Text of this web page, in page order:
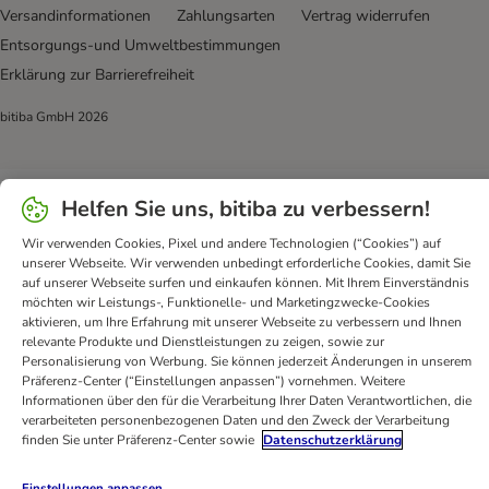
Versandinformationen
Zahlungsarten
Vertrag widerrufen
Entsorgungs-und Umweltbestimmungen
Erklärung zur Barrierefreiheit
bitiba GmbH 2026
Helfen Sie uns, bitiba zu verbessern!
Wir verwenden Cookies, Pixel und andere Technologien (“Cookies”) auf
unserer Webseite. Wir verwenden unbedingt erforderliche Cookies, damit Sie
auf unserer Webseite surfen und einkaufen können. Mit Ihrem Einverständnis
möchten wir Leistungs-, Funktionelle- und Marketingzwecke-Cookies
aktivieren, um Ihre Erfahrung mit unserer Webseite zu verbessern und Ihnen
relevante Produkte und Dienstleistungen zu zeigen, sowie zur
Personalisierung von Werbung. Sie können jederzeit Änderungen in unserem
Präferenz-Center (“Einstellungen anpassen”) vornehmen. Weitere
Informationen über den für die Verarbeitung Ihrer Daten Verantwortlichen, die
verarbeiteten personenbezogenen Daten und den Zweck der Verarbeitung
finden Sie unter Präferenz-Center sowie Datenschutzerklärung